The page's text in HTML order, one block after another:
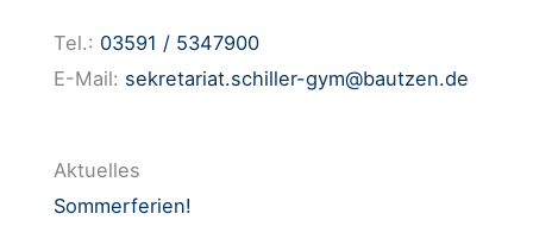
Tel.: 03591 / 5347900
E-Mail: sekretariat.schiller-gym@bautzen.de
Aktuelles
Sommerferien!